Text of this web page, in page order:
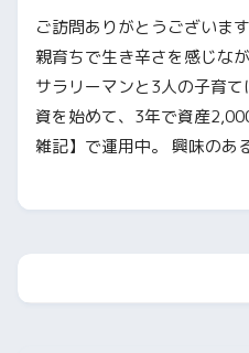
ご訪問ありがとうございま
親育ちで生き辛さを感じな
サラリーマンと3人の子育
資を始めて、3年で資産
雑記】で運用中。 興味のあ